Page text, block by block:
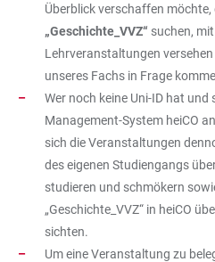
Überblick verschaffen
„Geschichte_VVZ“ suchen,
Lehrveranstaltungen
unseres Fachs in Frage
Wer noch keine Uni-ID hat
Management-System heiCO
sich die Veranstaltungen
des eigenen Studiengangs
studieren und schmökern
„Geschichte_VVZ“ in heiCO
sichten.
Um eine Veranstaltung zu